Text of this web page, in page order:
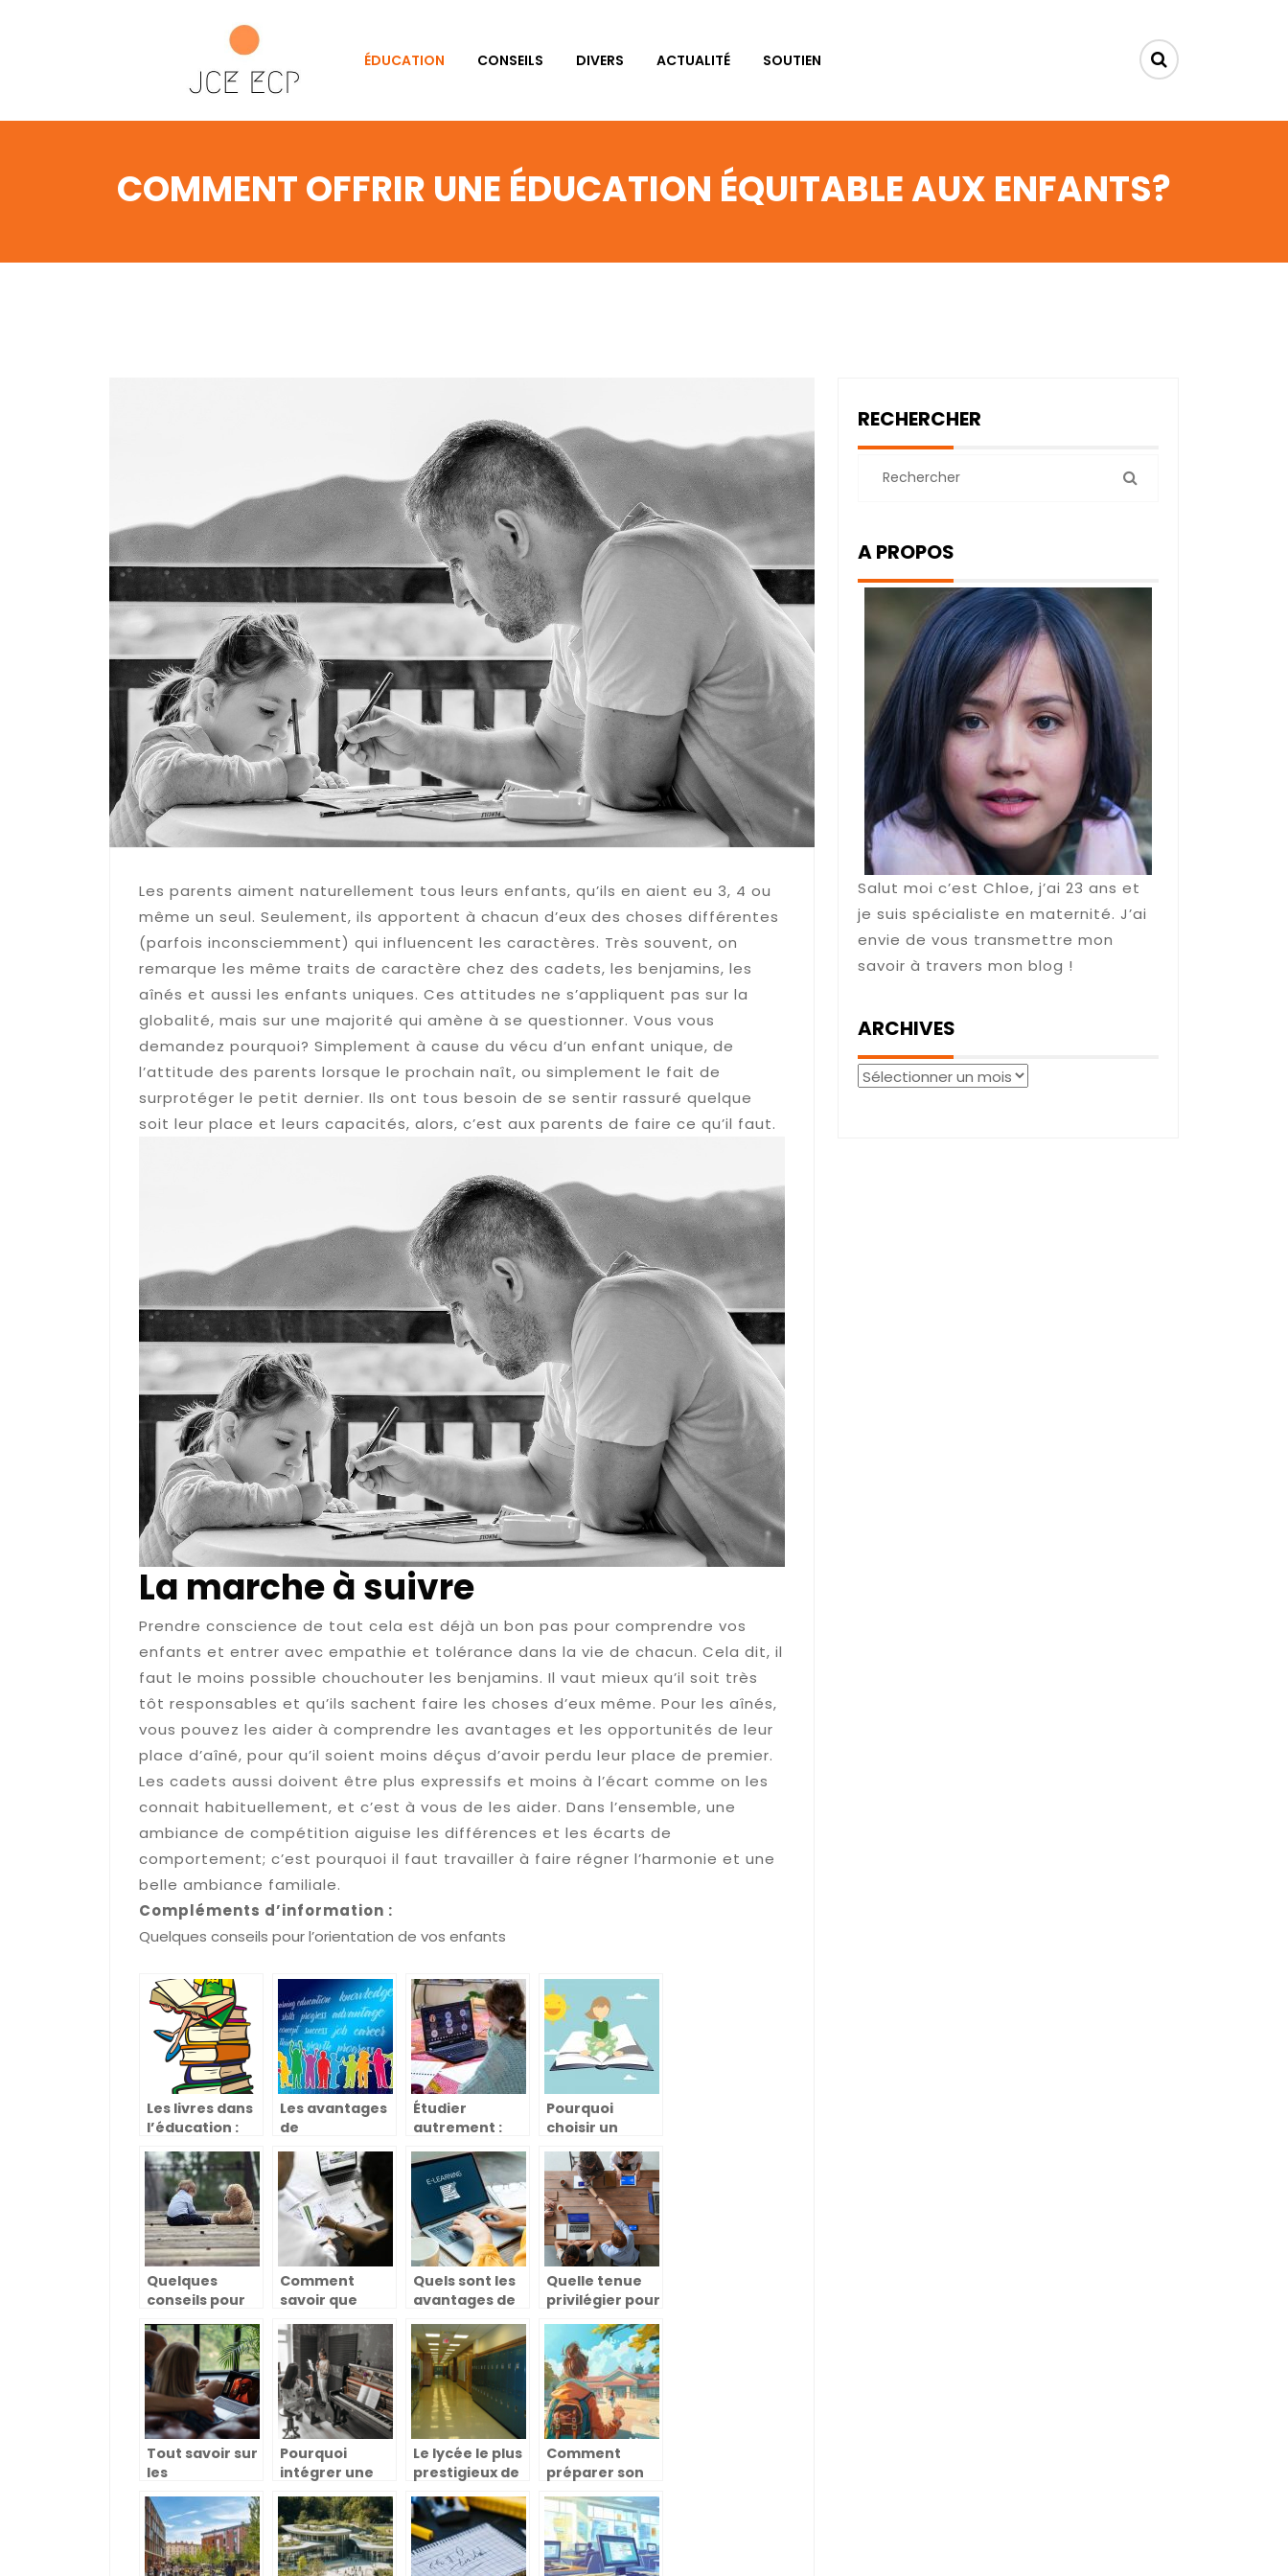
ÉDUCATION CONSEILS DIVERS ACTUALITÉ SOUTIEN
COMMENT OFFRIR UNE ÉDUCATION ÉQUITABLE AUX ENFANTS?
Les parents aiment naturellement tous leurs enfants, qu’ils en aient eu 3, 4 ou
même un seul. Seulement, ils apportent à chacun d’eux des choses différentes
(parfois inconsciemment) qui influencent les caractères. Très souvent, on
remarque les même traits de caractère chez des cadets, les benjamins, les
aînés et aussi les enfants uniques. Ces attitudes ne s’appliquent pas sur la
globalité, mais sur une majorité qui amène à se questionner. Vous vous
demandez pourquoi? Simplement à cause du vécu d’un enfant unique, de
l’attitude des parents lorsque le prochain naît, ou simplement le fait de
surprotéger le petit dernier. Ils ont tous besoin de se sentir rassuré quelque
soit leur place et leurs capacités, alors, c’est aux parents de faire ce qu’il faut.
La marche à suivre
Prendre conscience de tout cela est déjà un bon pas pour comprendre vos
enfants et entrer avec empathie et tolérance dans la vie de chacun. Cela dit, il
faut le moins possible chouchouter les benjamins. Il vaut mieux qu’il soit très
tôt responsables et qu’ils sachent faire les choses d’eux même. Pour les aînés,
vous pouvez les aider à comprendre les avantages et les opportunités de leur
place d’aîné, pour qu’il soient moins déçus d’avoir perdu leur place de premier.
Les cadets aussi doivent être plus expressifs et moins à l’écart comme on les
connait habituellement, et c’est à vous de les aider. Dans l’ensemble, une
ambiance de compétition aiguise les différences et les écarts de
comportement; c’est pourquoi il faut travailler à faire régner l’harmonie et une
belle ambiance familiale.
Compléments d’information :
Quelques conseils pour l’orientation de vos enfants
Les livres dans
l’éducation :
Aider les
enfants à faire
le bon choix
Les avantages
de
l’apprentissage
d’une langue
en groupe
Étudier
autrement :
que devez-
vous savoir ?
Pourquoi
choisir un
séjour
linguistique ?
Quelques
conseils pour
l’orientation
de vos enfants
Comment
savoir que
vous avez
choisi la bonne
école
d’ingénieurs ?
Quels sont les
avantages de
la classe
numerique
type ?
Quelle tenue
privilégier pour
passer un
entretien
d’embauche ?
Tout savoir sur
les
plateformes
pour le lien
parent, élève
et enseignant
Pourquoi
intégrer une
école de
musique ?
Le lycée le plus
prestigieux de
France : une
véritable
quête
Comment
préparer son
enfant pour
l’école à la
rentrée
scolaire
RECHERCHER
A PROPOS
Salut moi c’est Chloe, j’ai 23 ans et
je suis spécialiste en maternité. J’ai
envie de vous transmettre mon
savoir à travers mon blog !
ARCHIVES
Archives